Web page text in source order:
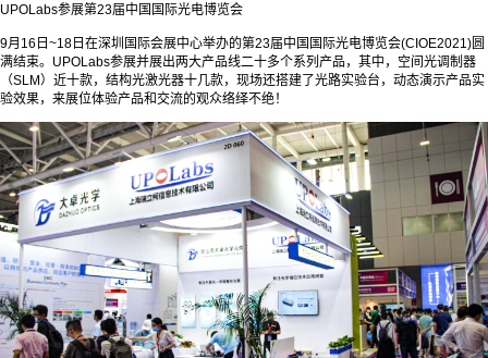
UPOLabs参展第23届中国国际光电博览会
9月16日~18日在深圳国际会展中心举办的第23届中国国际光电博览会(CIOE2021)圆
满结束。UPOLabs参展并展出两大产品线二十多个系列产品，其中，空间光调制器
（SLM）近十款，结构光激光器十几款，现场还搭建了光路实验台，动态演示产品实
验效果，来展位体验产品和交流的观众络绎不绝！